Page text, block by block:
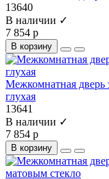
13640
В наличии ✓
7 854 р
В корзину
Межкомнатная дверь
глухая
13641
В наличии ✓
7 854 р
В корзину